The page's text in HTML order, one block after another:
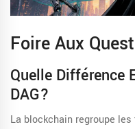
Foire Aux
Quelle Différence
DAG?
La blockchain regroupe